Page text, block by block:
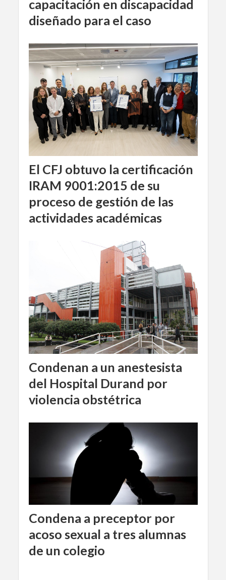
capacitación en discapacidad
diseñado para el caso
El CFJ obtuvo la certificación
IRAM 9001:2015 de su
proceso de gestión de las
actividades académicas
Condenan a un anestesista
del Hospital Durand por
violencia obstétrica
Condena a preceptor por
acoso sexual a tres alumnas
de un colegio